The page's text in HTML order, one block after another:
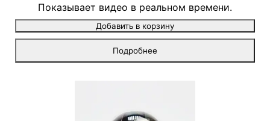
Показывает видео в реальном времени.
Добавить в корзину
Подробнее